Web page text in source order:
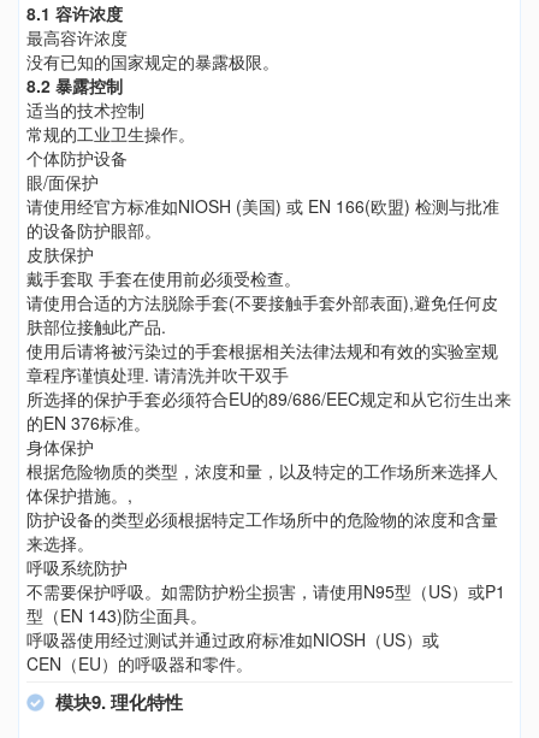
8.1 容许浓度
最高容许浓度
没有已知的国家规定的暴露极限。
8.2 暴露控制
适当的技术控制
常规的工业卫生操作。
个体防护设备
眼/面保护
请使用经官方标准如NIOSH (美国) 或 EN 166(欧盟) 检测与批准
的设备防护眼部。
皮肤保护
戴手套取 手套在使用前必须受检查。
请使用合适的方法脱除手套(不要接触手套外部表面),避免任何皮
肤部位接触此产品.
使用后请将被污染过的手套根据相关法律法规和有效的实验室规
章程序谨慎处理. 请清洗并吹干双手
所选择的保护手套必须符合EU的89/686/EEC规定和从它衍生出来
的EN 376标准。
身体保护
根据危险物质的类型，浓度和量，以及特定的工作场所来选择人
体保护措施。,
防护设备的类型必须根据特定工作场所中的危险物的浓度和含量
来选择。
呼吸系统防护
不需要保护呼吸。如需防护粉尘损害，请使用N95型（US）或P1
型（EN 143)防尘面具。
呼吸器使用经过测试并通过政府标准如NIOSH（US）或
CEN（EU）的呼吸器和零件。
模块9. 理化特性